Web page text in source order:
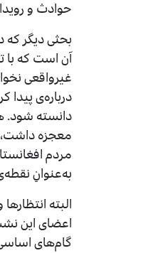
حوادث و
بحثی دیگر
آن است که با
غیرواقعی
درباره‌ی
دانسته شود.
معجزه
مردم
به‌عنوانِ
البته
اعضای این
گام‌های